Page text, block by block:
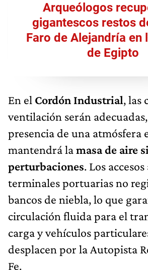
Arqueólogos
gigantescos restos
Faro de Alejandría en
de Egipto
En el Cordón Industrial, las
ventilación serán
presencia de una atmósfera
mantendrá lamasa de aire
perturbaciones. Los accesos
terminales portuarias no
bancos de niebla, lo que
circulación fluida para el
carga y vehículos
desplacen por la Autopista
Fe.